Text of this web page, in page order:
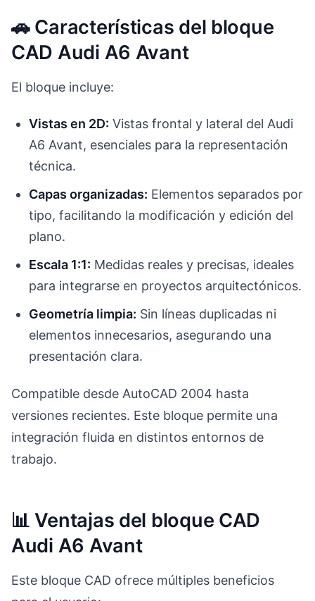
🚗 Características del bloque
CAD Audi A6 Avant
El bloque incluye:
Vistas en 2D: Vistas frontal y lateral del Audi
A6 Avant, esenciales para la representación
técnica.
Capas organizadas: Elementos separados por
tipo, facilitando la modificación y edición del
plano.
Escala 1:1: Medidas reales y precisas, ideales
para integrarse en proyectos arquitectónicos.
Geometría limpia: Sin líneas duplicadas ni
elementos innecesarios, asegurando una
presentación clara.
Compatible desde AutoCAD 2004 hasta
versiones recientes. Este bloque permite una
integración fluida en distintos entornos de
trabajo.
📊 Ventajas del bloque CAD
Audi A6 Avant
Este bloque CAD ofrece múltiples beneficios